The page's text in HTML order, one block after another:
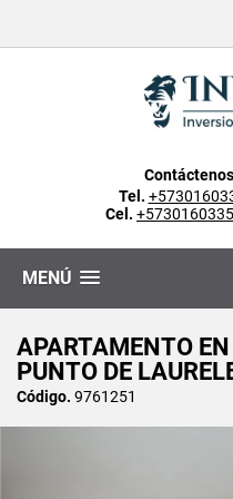
Tel.
Cel.
MENÚ
APARTAMENTO
PUNTO DE
Código. 9761251